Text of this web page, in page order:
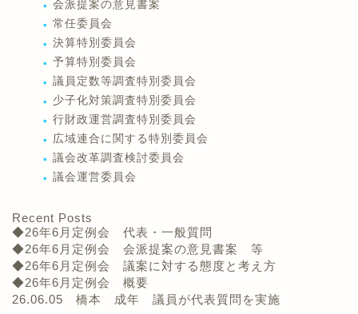
会派提案の意見書案
常任委員会
決算特別委員会
予算特別委員会
議員定数等調査特別委員会
少子化対策調査特別委員会
行財政運営調査特別委員会
広域連合に関する特別委員会
議会改革調査検討委員会
議会運営委員会
Recent Posts
◆26年6月定例会 代表・一般質問
◆26年6月定例会 会派提案の意見書案 等
◆26年6月定例会 議案に対する態度と考え方
◆26年6月定例会 概要
26.06.05 橋本 成年 議員が代表質問を実施